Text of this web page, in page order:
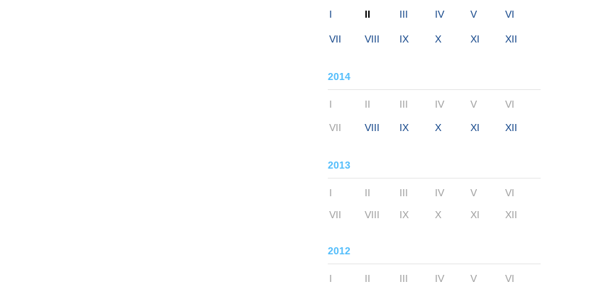
I II III IV V VI
VII VIII IX X XI XII
2014
I II III IV V VI
VII VIII IX X XI XII
2013
I II III IV V
VI
VII
VIII IX X XI XII
2012
I II III IV V
VI